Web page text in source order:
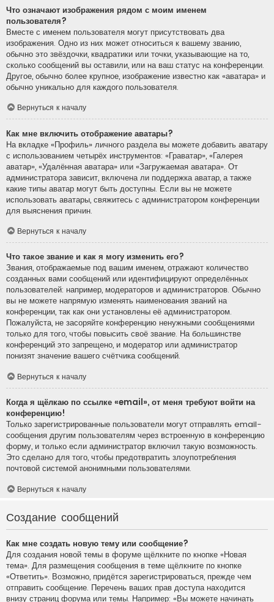
Что означают изображения рядом с моим именем
пользователя?
Вместе с именем пользователя могут присутствовать два
изображения. Одно из них может относиться к вашему званию,
обычно это звёздочки, квадратики или точки, указывающие на то,
сколько сообщений вы оставили, или на ваш статус на конференции.
Другое, обычно более крупное, изображение известно как «аватара» и
обычно уникально для каждого пользователя.
Вернуться к началу
Как мне включить отображение аватары?
На вкладке «Профиль» личного раздела вы можете добавить аватару
с использованием четырёх инструментов: «Граватар», «Галерея
аватар», «Удалённая аватара» или «Загружаемая аватара». От
администратора зависит, включена ли поддержка аватар, а также
какие типы аватар могут быть доступны. Если вы не можете
использовать аватары, свяжитесь с администратором конференции
для выяснения причин.
Вернуться к началу
Что такое звание и как я могу изменить его?
Звания, отображаемые под вашим именем, отражают количество
созданных вами сообщений или идентифицируют определённых
пользователей: например, модераторов и администраторов. Обычно
вы не можете напрямую изменять наименования званий на
конференции, так как они установлены её администратором.
Пожалуйста, не засоряйте конференцию ненужными сообщениями
только для того, чтобы повысить своё звание. На большинстве
конференций это запрещено, и модератор или администратор
понизят значение вашего счётчика сообщений.
Вернуться к началу
Когда я щёлкаю по ссылке «email», от меня требуют войти на
конференцию!
Только зарегистрированные пользователи могут отправлять email-
сообщения другим пользователям через встроенную в конференцию
форму, и только если администратор включил такую возможность.
Это сделано для того, чтобы предотвратить злоупотребления
почтовой системой анонимными пользователями.
Вернуться к началу
Создание сообщений
Как мне создать новую тему или сообщение?
Для создания новой темы в форуме щёлкните по кнопке «Новая
тема». Для размещения сообщения в теме щёлкните по кнопке
«Ответить». Возможно, придётся зарегистрироваться, прежде чем
отправить сообщение. Перечень ваших прав доступа находится
внизу страниц форума или темы. Например: «Вы можете начинать